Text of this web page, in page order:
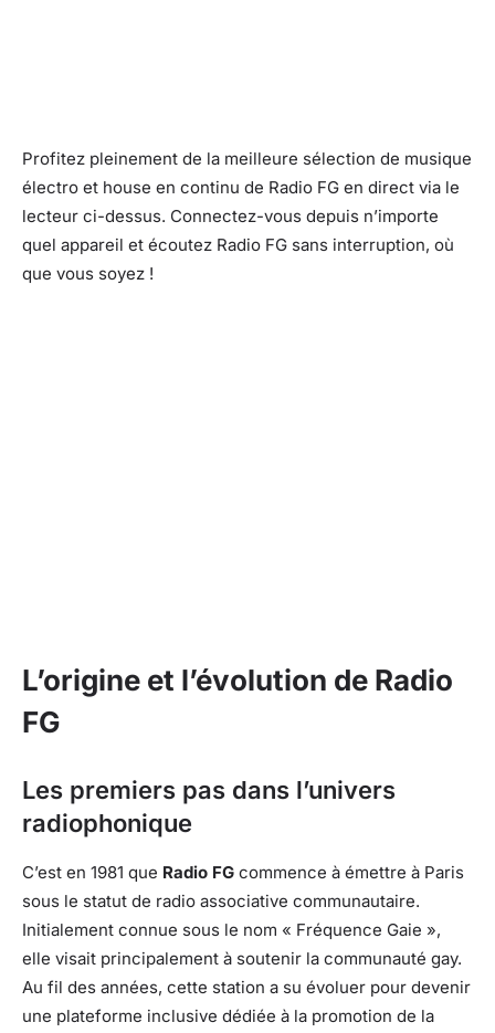
Profitez pleinement de la meilleure sélection de musique
électro et house en continu de Radio FG en direct via le
lecteur ci-dessus. Connectez-vous depuis n’importe
quel appareil et écoutez Radio FG sans interruption, où
que vous soyez !
L’origine et l’évolution de Radio
FG
Les premiers pas dans l’univers
radiophonique
C’est en 1981 que Radio FG commence à émettre à Paris
sous le statut de radio associative communautaire.
Initialement connue sous le nom « Fréquence Gaie »,
elle visait principalement à soutenir la communauté gay.
Au fil des années, cette station a su évoluer pour devenir
une plateforme inclusive dédiée à la promotion de la